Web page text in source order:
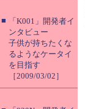
■
「K001」開発者イ
ンタビュー
子供が持ちたくな
るようなケータイ
を目指す
［2009/03/02］